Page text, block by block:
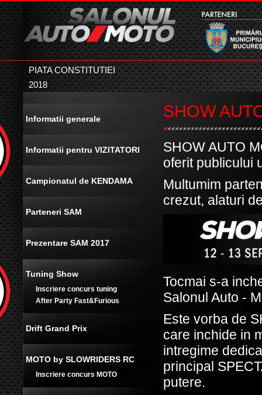
PIATA CONSTITUTIEI
2018
Informatii generale
Informatii pentru VIZITATORI
Campionatul de KENDAMA
Parteneri SAM
Prezentare SAM 2017
Tuning Show
Inscriere concurs tuning
After Party Fast&Furious
Drift Grand Prix
MOTO by SLOWRIDERS RC
Inscriere concurs MOTO
SHOW
SHOW AUTO
oferit publicului
Multumim
crezut, alaturi
Tocmai s-a
Salonul Auto -
Este vorba de
care inchide in
intregime
principal
putere.